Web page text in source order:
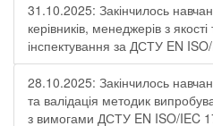
31.10.2025: Закінчилось
керівників, менеджерів з
інспектування за ДСТУ EN
28.10.2025: Закінчилось
та валідація методик
з вимогами ДСТУ EN ISO/IEC